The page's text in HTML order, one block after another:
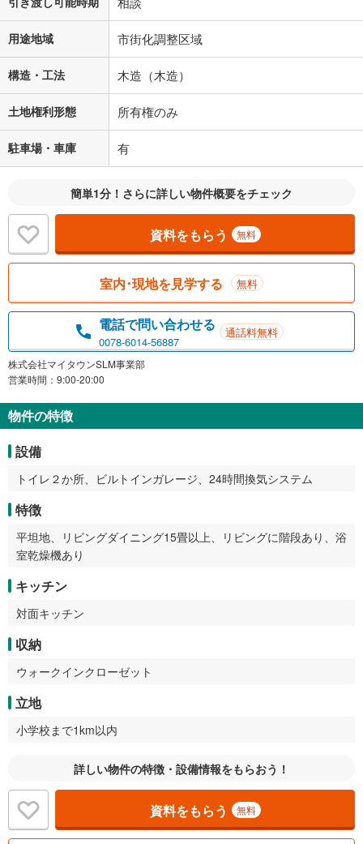
不動産会社に購入相談をする 無料
閉じる
用途地域 市街化調整区域
構造・工法 木造（木造）
土地権利形態 所有権のみ
駐車場・車庫 有
簡単1分！さらに詳しい物件概要をチェック
資料をもらう 無料
室内･現地を見学する 無料
電話で問い合わせる
0078-6014-56887
通話料無料
株式会社マイタウンSLM事業部
営業時間：9:00-20:00
物件の特徴
設備
トイレ２か所、ビルトインガレージ、24時間換気システム
特徴
平坦地、リビングダイニング15畳以上、リビングに階段あり、浴
室乾燥機あり
キッチン
対面キッチン
収納
ウォークインクローゼット
立地
小学校まで1km以内
詳しい物件の特徴・設備情報をもらおう！
資料をもらう 無料